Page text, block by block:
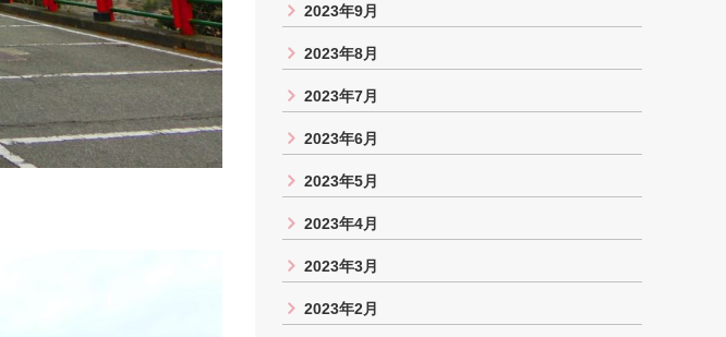
2023年9月
2023年8月
2023年7月
2023年6月
2023年5月
2023年4月
2023年3月
2023年2月